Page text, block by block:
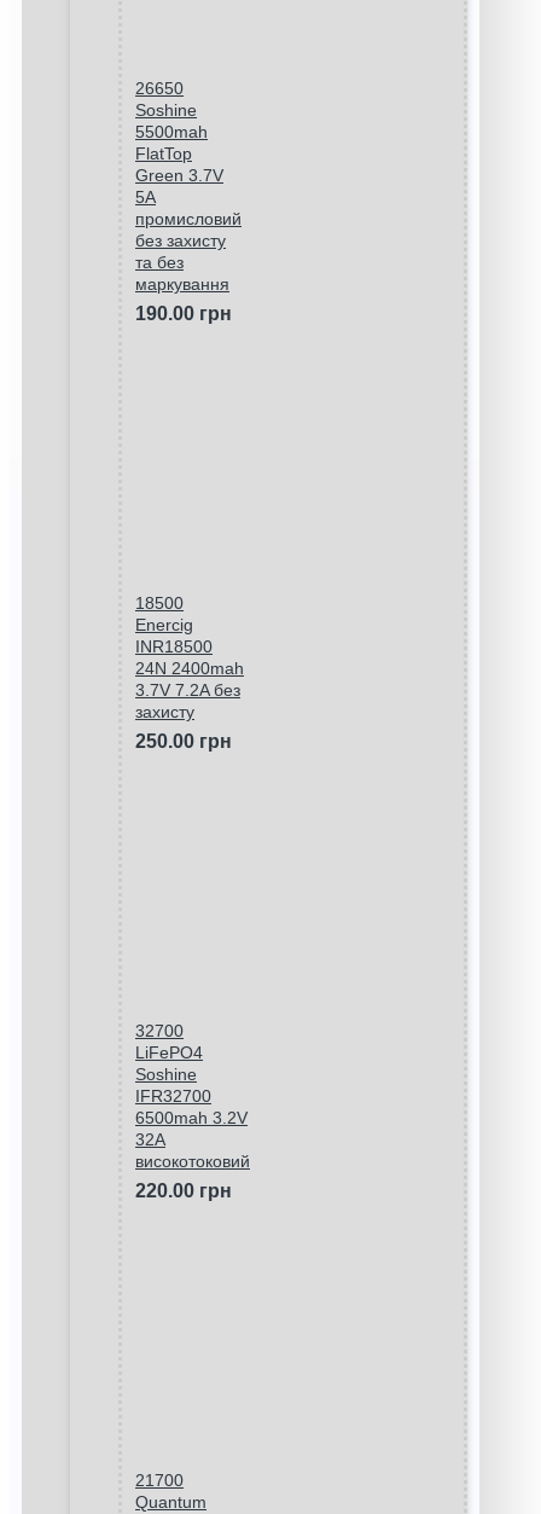
26650
Soshine
5500mah
FlatTop
Green 3.7V
5A
промисловий
без захисту
та без
маркування
190.00 грн
18500
Enercig
INR18500
24N 2400mah
3.7V 7.2A без
захисту
250.00 грн
32700
LiFePO4
Soshine
IFR32700
6500mah 3.2V
32A
високотоковий
220.00 грн
21700
Quantum